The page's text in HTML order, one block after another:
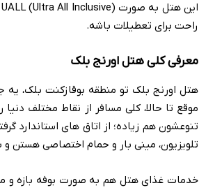
راحت برای تعطیلات باشه.
معرفی کلی هتل اورنج بلک
تنوعشون هم زیاده؛ از اتاق های استاندارد
تلویزیون، مینی بار و حمام اختصاصی هستن
خدمات غذای هتل هم به صورت بوفه بازه و می